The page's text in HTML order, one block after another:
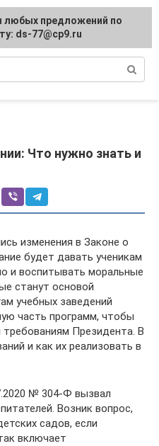
Что нужно знать и
изменения в Законе о
будет давать ученикам
и воспитывать моральные
станут основой
учебных заведений
часть программ, чтобы
Президента. В
и как их реализовать в
№ 304-Ф вызвал
Возник вопрос,
садов, если
включает
любых предложений по
ds-77@cp9.ru